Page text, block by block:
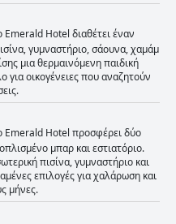
Emerald Hotel διαθέτει έναν
γυμναστήριο, σάουνα, χαμάμ
μια θερμαινόμενη παιδική
για οικογένειες που αναζητούν
Emerald Hotel προσφέρει δύο
μπαρ και εστιατόριο.
πισίνα, γυμναστήριο και
επιλογές για χαλάρωση και
μήνες.